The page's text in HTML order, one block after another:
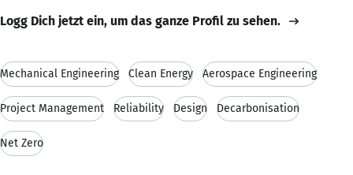
Logg Dich jetzt ein, um das ganze Profil zu sehen.
Mechanical Engineering Clean Energy Aerospace Engineering
Project Management Reliability Design Decarbonisation
Net Zero